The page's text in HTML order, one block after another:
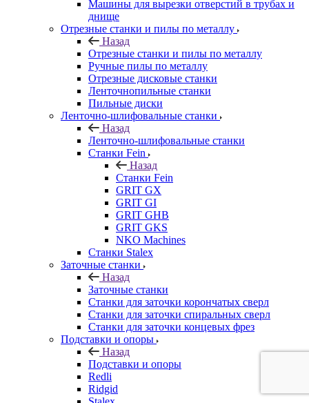
Машины для вырезки отверстий в трубах и
днище
Отрезные станки и пилы по металлу
Назад
Отрезные станки и пилы по металлу
Ручные пилы по металлу
Отрезные дисковые станки
Ленточнопильные станки
Пильные диски
Ленточно-шлифовальные станки
Назад
Ленточно-шлифовальные станки
Станки Fein
Назад
Станки Fein
GRIT GX
GRIT GI
GRIT GHB
GRIT GKS
NKO Machines
Станки Stalex
Заточные станки
Назад
Заточные станки
Станки для заточки корончатых сверл
Станки для заточки спиральных сверл
Станки для заточки концевых фрез
Подставки и опоры
Назад
Подставки и опоры
Redli
Ridgid